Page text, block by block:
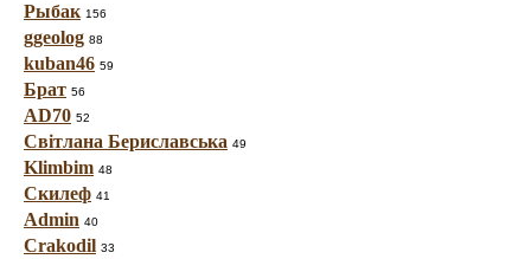
Рыбак 156
ggeolog 88
kuban46 59
Брат 56
AD70 52
Світлана Бериславська 49
Klimbim 48
Скилеф 41
Admin 40
Crakodil 33